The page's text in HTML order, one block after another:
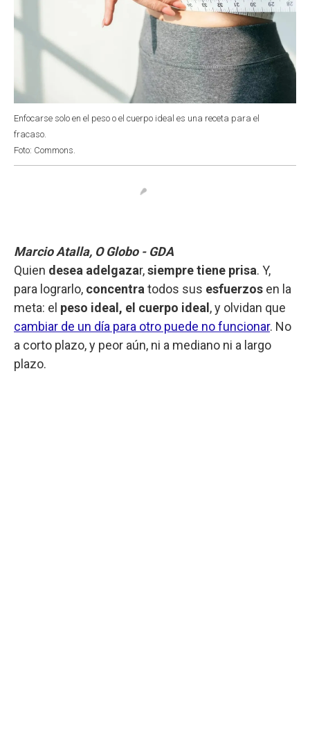
Enfocarse solo en el peso o el cuerpo ideal es una receta para el
fracaso.
Foto: Commons.
Marcio Atalla, O Globo - GDA
Quien desea adelgazar,siempre tiene prisa. Y,
para lograrlo, concentra todos sus esfuerzos en la
meta: el peso ideal, el cuerpo ideal , y olvidan que
cambiar de un día para otro puede no funcionar. No
a corto plazo, y peor aún, ni a mediano ni a largo
plazo.